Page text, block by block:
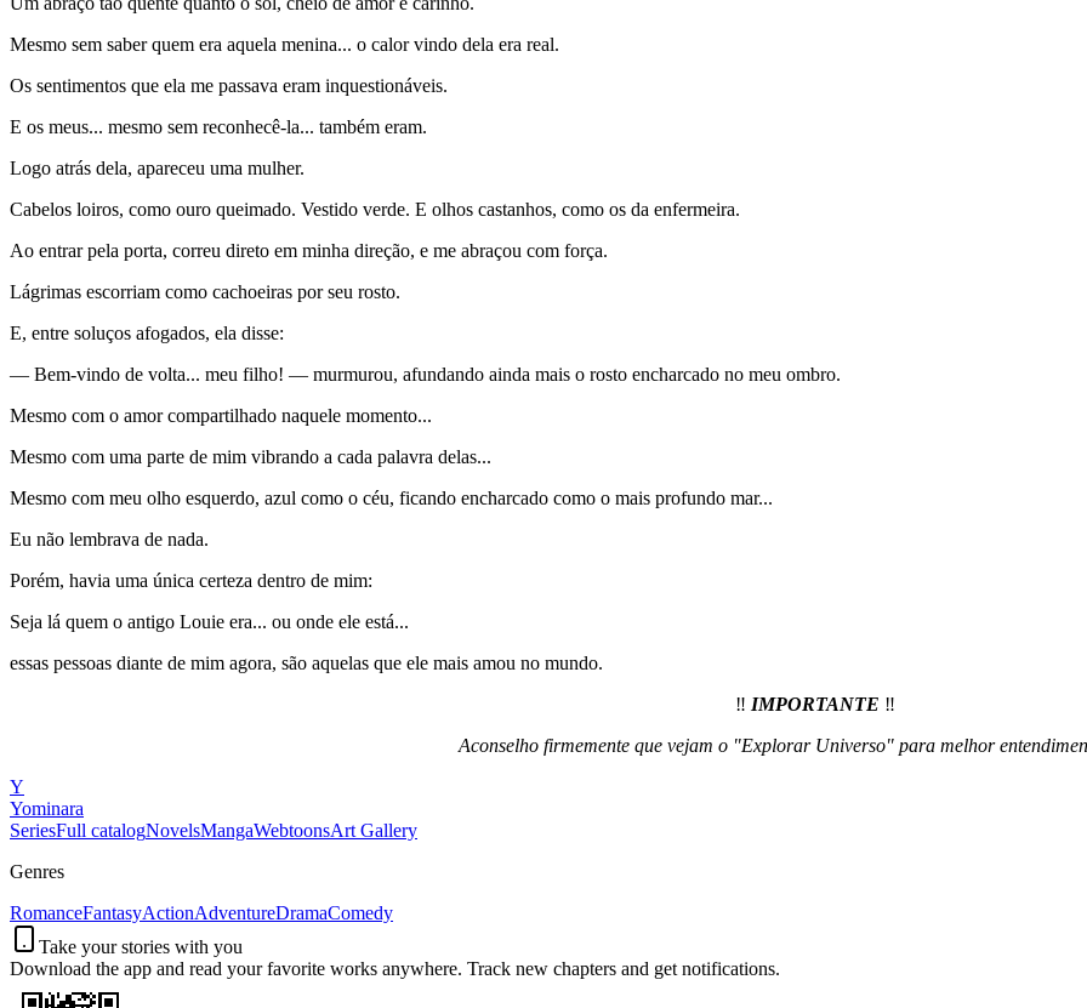
Mesmo sem saber quem era aquela menina... o calor vindo dela era real.
Os sentimentos que ela me passava eram inquestionáveis.
E os meus... mesmo sem reconhecê-la... também eram.
Logo atrás dela, apareceu uma mulher.
Cabelos loiros, como ouro queimado. Vestido verde. E olhos castanhos, como os da enfermeira.
Ao entrar pela porta, correu direto em minha direção, e me abraçou com força.
Lágrimas escorriam como cachoeiras por seu rosto.
E, entre soluços afogados, ela disse:
— Bem-vindo de volta... meu filho! — murmurou, afundando ainda mais o rosto encharcado no meu ombro.
Mesmo com o amor compartilhado naquele momento...
Mesmo com uma parte de mim vibrando a cada palavra delas...
Mesmo com meu olho esquerdo, azul como o céu, ficando encharcado como o mais profundo mar...
Eu não lembrava de nada.
Porém, havia uma única certeza dentro de mim:
Seja lá quem o antigo Louie era... ou onde ele está...
essas pessoas diante de mim agora, são aquelas que ele mais amou no mundo.
‼️ IMPORTANTE ‼️
Aconselho firmemente que vejam o "Explorar Universo" para melhor
Y
Yominara
SeriesFull catalogNovelsMangaWebtoonsArt Gallery
Genres
RomanceFantasyActionAdventureDramaComedy
Take your stories with you
Download the app and read your favorite works anywhere. Track new chapters and get notifications.